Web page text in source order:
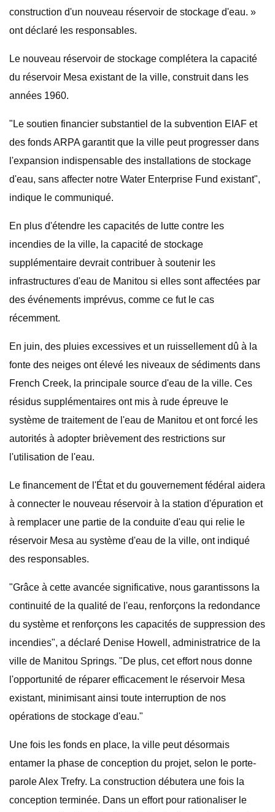
construction d'un nouveau réservoir de stockage d'eau. »
ont déclaré les responsables.
Le nouveau réservoir de stockage complétera la capacité
du réservoir Mesa existant de la ville, construit dans les
années 1960.
"Le soutien financier substantiel de la subvention EIAF et
des fonds ARPA garantit que la ville peut progresser dans
l'expansion indispensable des installations de stockage
d'eau, sans affecter notre Water Enterprise Fund existant",
indique le communiqué.
En plus d'étendre les capacités de lutte contre les
incendies de la ville, la capacité de stockage
supplémentaire devrait contribuer à soutenir les
infrastructures d'eau de Manitou si elles sont affectées par
des événements imprévus, comme ce fut le cas
récemment.
En juin, des pluies excessives et un ruissellement dû à la
fonte des neiges ont élevé les niveaux de sédiments dans
French Creek, la principale source d'eau de la ville. Ces
résidus supplémentaires ont mis à rude épreuve le
système de traitement de l'eau de Manitou et ont forcé les
autorités à adopter brièvement des restrictions sur
l'utilisation de l'eau.
Le financement de l'État et du gouvernement fédéral aidera
à connecter le nouveau réservoir à la station d'épuration et
à remplacer une partie de la conduite d'eau qui relie le
réservoir Mesa au système d'eau de la ville, ont indiqué
des responsables.
"Grâce à cette avancée significative, nous garantissons la
continuité de la qualité de l'eau, renforçons la redondance
du système et renforçons les capacités de suppression des
incendies", a déclaré Denise Howell, administratrice de la
ville de Manitou Springs. "De plus, cet effort nous donne
l'opportunité de réparer efficacement le réservoir Mesa
existant, minimisant ainsi toute interruption de nos
opérations de stockage d'eau."
Une fois les fonds en place, la ville peut désormais
entamer la phase de conception du projet, selon le porte-
parole Alex Trefry. La construction débutera une fois la
conception terminée. Dans un effort pour rationaliser le